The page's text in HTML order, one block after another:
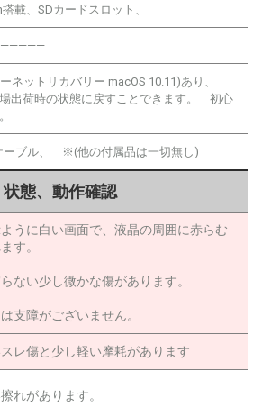
載、SDカードスロット、
ネットリカバリー macOS 10.11)あり、
出荷時の状態に戻すことできます。 初心
ーブル、 ※(他の付属品は一切無し)
状態、動作確認
うに白い画面で、液晶の周囲に赤らむ
す。
ない少し微かな傷があります。
支障がございません。
レ傷と少し軽い摩耗があります
れがあります。